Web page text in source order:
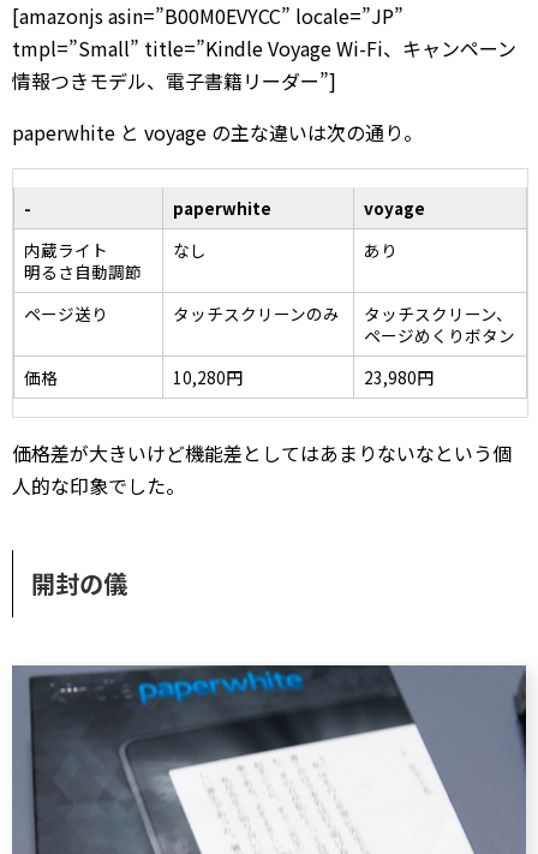
[amazonjs asin=”B00M0EVYCC” locale=”JP”
tmpl=”Small” title=”Kindle Voyage Wi-Fi、キャンペーン
情報つきモデル、電子書籍リーダー”]
paperwhite と voyage の主な違いは次の通り。
- paperwhite
voyage
内蔵ライト
明るさ自動調節
なし あり
ページ送り タッチスクリーンのみ
タッチスクリーン、
ページめくりボタン
価格
10,280円 23,980円
価格差が大きいけど機能差としてはあまりないなという個
人的な印象でした。
開封の儀